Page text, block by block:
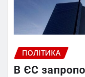
ПОЛІТИКА
В ЄС